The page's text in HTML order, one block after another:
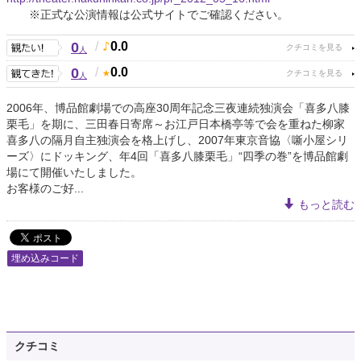
※正式な公演情報は公式サイトでご確認ください。
0人 / 0.0
0人 / 0.0
2006年、博品館劇場での高座30周年記念三夜連続独演会「喜多八膝
栗毛」を期に、三田春日寄席～お江戸日本橋亭等で会を重ねた柳家
喜多八の隔月自主独演会を格上げし、2007年東京音協〈噺小屋シリ
ーズ〉にドッキング、年4回「喜多八膝栗毛」“四季の巻”を博品館劇
場にて開催いたしました。
お客様のご好...
もっと読む
埋め込みコード
クチコミ